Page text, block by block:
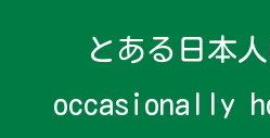
とある日本
occasionally